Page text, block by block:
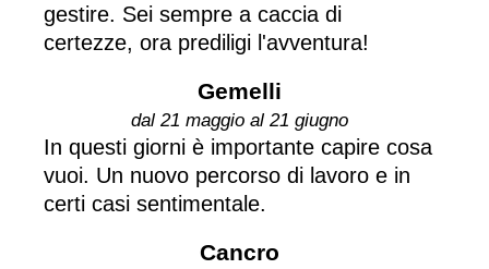
gestire. Sei sempre a caccia di
certezze, ora prediligi l'avventura!
Gemelli
dal 21 maggio al 21 giugno
In questi giorni è importante capire cosa
vuoi. Un nuovo percorso di lavoro e in
certi casi sentimentale.
Cancro